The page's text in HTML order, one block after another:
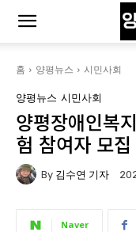
홈 양평뉴스 시민사회
양평뉴스 시민사회
양평장애인복
험 참여자 모집
By 김수연 기자
Naver